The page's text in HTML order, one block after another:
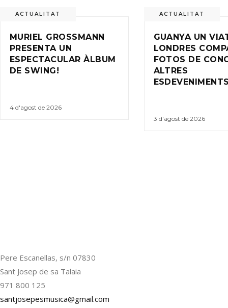
ACTUALITAT
MURIEL GROSSMANN
PRESENTA UN
ESPECTACULAR ÀLBUM
DE SWING!
4 d'agost de 2026
ACTUALITAT
GUANYA UN
LONDRES
FOTOS DE
ALTRES
3 d'agost de 2026
Pere Escanellas, s/n 07830
Sant Josep de sa Talaia
971 800 125
santjosepesmusica@gmail.com